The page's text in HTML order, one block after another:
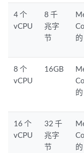
4 个
vCPU
8 千
兆字
节
的
8 个
vCPU
16GB
的
16 个
vCPU
32 千
兆字
节
的